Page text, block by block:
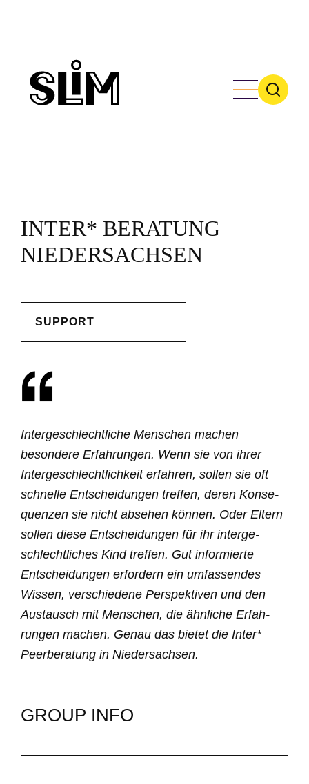
content
INTER* BERATUNG
NIEDERSACHSEN
SUPPORT
Inter­ge­schlecht­liche Menschen machen
besondere Erfah­rungen. Wenn sie von ihrer
Inter­ge­schlecht­lichkeit erfahren, sollen sie oft
schnelle Entschei­dungen treffen, deren Konse­
quenzen sie nicht absehen können. Oder Eltern
sollen diese Entschei­dungen für ihr inter­ge­
schlecht­liches Kind treffen. Gut infor­mierte
Entschei­dungen erfordern ein umfas­sendes
Wissen, verschiedene Perspek­tiven und den
Austausch mit Menschen, die ähnliche Erfah­
rungen machen. Genau das bietet die Inter*
Peerbe­ratung in Nieder­sachsen.
GROUP INFO